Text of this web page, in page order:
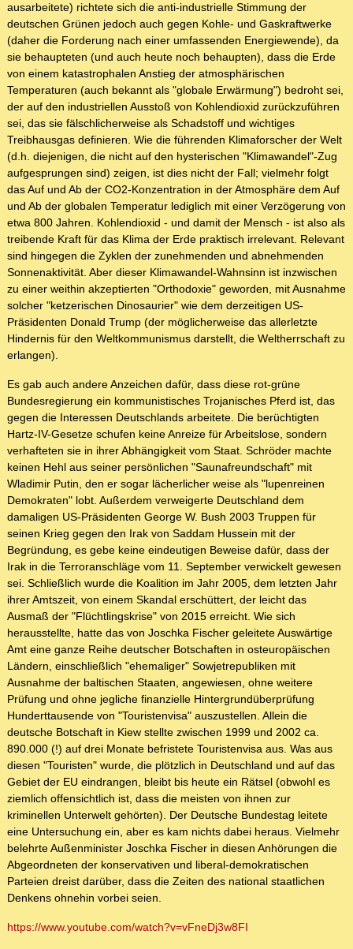
ausarbeitete) richtete sich die anti-industrielle Stimmung der
deutschen Grünen jedoch auch gegen Kohle- und Gaskraftwerke
(daher die Forderung nach einer umfassenden Energiewende), da
sie behaupteten (und auch heute noch behaupten), dass die Erde
von einem katastrophalen Anstieg der atmosphärischen
Temperaturen (auch bekannt als "globale Erwärmung") bedroht sei,
der auf den industriellen Ausstoß von Kohlendioxid zurückzuführen
sei, das sie fälschlicherweise als Schadstoff und wichtiges
Treibhausgas definieren. Wie die führenden Klimaforscher der Welt
(d.h. diejenigen, die nicht auf den hysterischen "Klimawandel"-Zug
aufgesprungen sind) zeigen, ist dies nicht der Fall; vielmehr folgt
das Auf und Ab der CO2-Konzentration in der Atmosphäre dem Auf
und Ab der globalen Temperatur lediglich mit einer Verzögerung von
etwa 800 Jahren. Kohlendioxid - und damit der Mensch - ist also als
treibende Kraft für das Klima der Erde praktisch irrelevant. Relevant
sind hingegen die Zyklen der zunehmenden und abnehmenden
Sonnenaktivität. Aber dieser Klimawandel-Wahnsinn ist inzwischen
zu einer weithin akzeptierten "Orthodoxie" geworden, mit Ausnahme
solcher "ketzerischen Dinosaurier" wie dem derzeitigen US-
Präsidenten Donald Trump (der möglicherweise das allerletzte
Hindernis für den Weltkommunismus darstellt, die Weltherrschaft zu
erlangen).
Es gab auch andere Anzeichen dafür, dass diese rot-grüne
Bundesregierung ein kommunistisches Trojanisches Pferd ist, das
gegen die Interessen Deutschlands arbeitete. Die berüchtigten
Hartz-IV-Gesetze schufen keine Anreize für Arbeitslose, sondern
verhafteten sie in ihrer Abhängigkeit vom Staat. Schröder machte
keinen Hehl aus seiner persönlichen "Saunafreundschaft" mit
Wladimir Putin, den er sogar lächerlicher weise als "lupenreinen
Demokraten" lobt. Außerdem verweigerte Deutschland dem
damaligen US-Präsidenten George W. Bush 2003 Truppen für
seinen Krieg gegen den Irak von Saddam Hussein mit der
Begründung, es gebe keine eindeutigen Beweise dafür, dass der
Irak in die Terroranschläge vom 11. September verwickelt gewesen
sei. Schließlich wurde die Koalition im Jahr 2005, dem letzten Jahr
ihrer Amtszeit, von einem Skandal erschüttert, der leicht das
Ausmaß der "Flüchtlingskrise" von 2015 erreicht. Wie sich
herausstellte, hatte das von Joschka Fischer geleitete Auswärtige
Amt eine ganze Reihe deutscher Botschaften in osteuropäischen
Ländern, einschließlich "ehemaliger" Sowjetrepubliken mit
Ausnahme der baltischen Staaten, angewiesen, ohne weitere
Prüfung und ohne jegliche finanzielle Hintergrundüberprüfung
Hunderttausende von "Touristenvisa" auszustellen. Allein die
deutsche Botschaft in Kiew stellte zwischen 1999 und 2002 ca.
890.000 (!) auf drei Monate befristete Touristenvisa aus. Was aus
diesen "Touristen" wurde, die plötzlich in Deutschland und auf das
Gebiet der EU eindrangen, bleibt bis heute ein Rätsel (obwohl es
ziemlich offensichtlich ist, dass die meisten von ihnen zur
kriminellen Unterwelt gehörten). Der Deutsche Bundestag leitete
eine Untersuchung ein, aber es kam nichts dabei heraus. Vielmehr
belehrte Außenminister Joschka Fischer in diesen Anhörungen die
Abgeordneten der konservativen und liberal-demokratischen
Parteien dreist darüber, dass die Zeiten des national staatlichen
Denkens ohnehin vorbei seien.
https://www.youtube.com/watch?v=vFneDj3w8FI